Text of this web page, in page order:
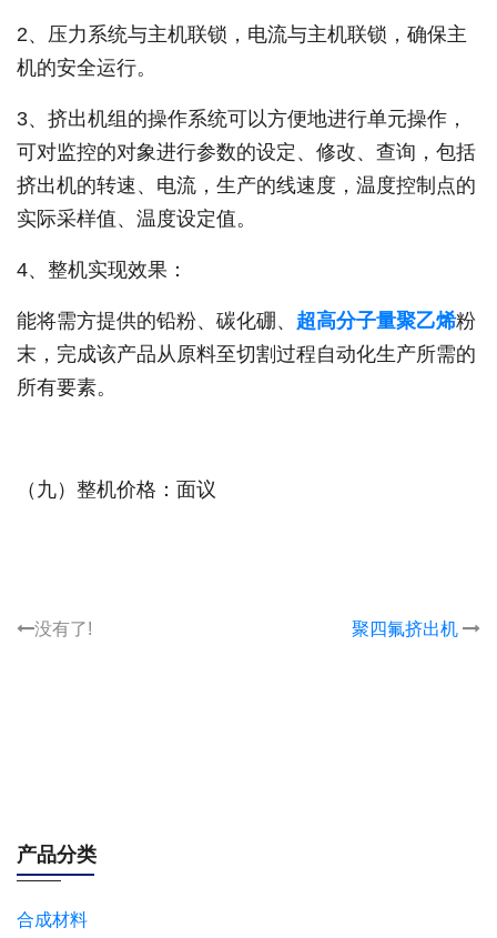
2、压力系统与主机联锁，电流与主机联锁，确保主
机的安全运行。
3、挤出机组的操作系统可以方便地进行单元操作，
可对监控的对象进行参数的设定、修改、查询，包括
挤出机的转速、电流，生产的线速度，温度控制点的
实际采样值、温度设定值。
4、整机实现效果：
能将需方提供的铅粉、碳化硼、 超高分子量聚乙烯粉
末，完成该产品从原料至切割过程自动化生产所需的
所有要素。
（九）整机价格：面议
没有了! 聚四氟挤出机
产品分类
合成材料